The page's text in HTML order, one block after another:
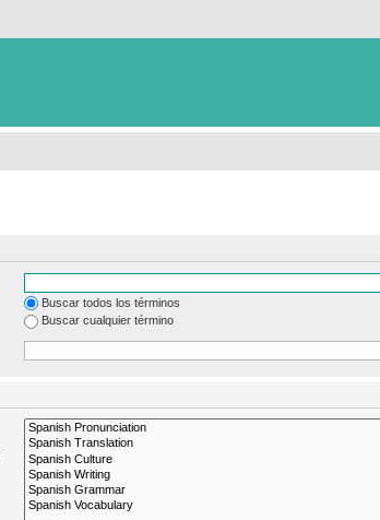
Buscar todos los términos
Buscar cualquier término